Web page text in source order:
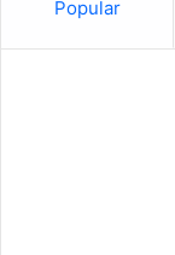
Popular